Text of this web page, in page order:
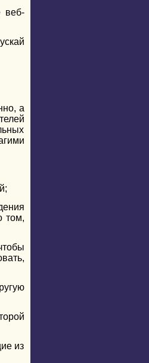
веб-
а
том,
из